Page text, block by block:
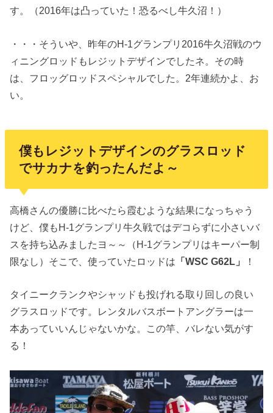
す。（2016年は凸っていた！恐るべし牛久沼！）
・・・そういや、昨年のH-1グランプリ2016牛久沼戦のウ
ィニングロッドもレジットデザインでしたネ。その時
は、フロッグロッドスペシャルでした。2年連続かよ、お
い。
僕もレジットデザインのグラスロッド
でサカナを釣ったんだよ～
高橋さんの優勝に比べたら霞むような結果になっちゃう
けど、僕もH-1グランプリ牛久戦ではデコらずに小さいバ
スを持ち込みましたヨ～～（H-1グランプリはキーパー制
限なし）そこで、使っていたロッドは 「WSC G62L」 ！
タイニークランクやシャッドも投げれる取り回しの良い
グラスロッドです。レンタルバスボートアングラーは一
本あっていいんじゃないかな。この竿、バレない気がす
る！